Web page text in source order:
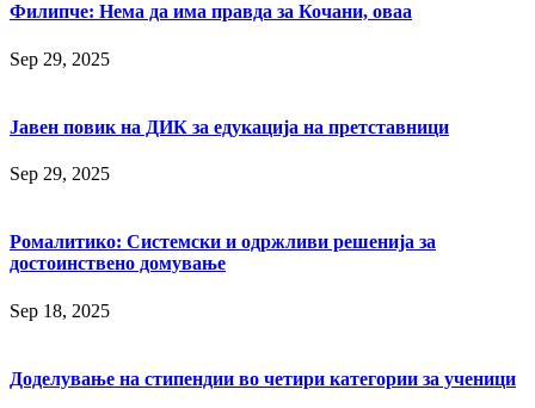
Филипче: Нема да има правда за Кочани, оваа
Sep 29, 2025
Јавен повик на ДИК за едукација на претставници
Sep 29, 2025
Ромалитико: Системски и одржливи решенија за
достоинствено домување
Sep 18, 2025
Доделување на стипендии во четири категории за ученици